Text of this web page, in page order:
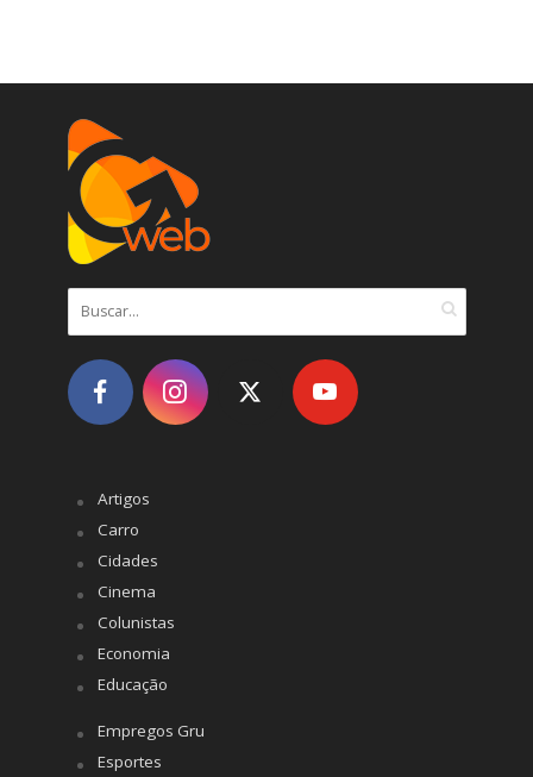
Artigos
Carro
Cidades
Cinema
Colunistas
Economia
Educação
Empregos Gru
Esportes